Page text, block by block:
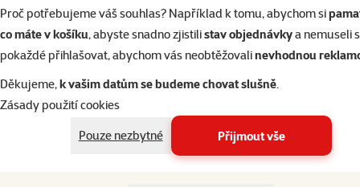
Proč potřebujeme váš souhlas? Například k tomu, abychom si
co máte v košíku, abyste snadno zjistilistav objednávkya nemuseli
pokaždé přihlašovat, abychom vás neobtěžovalinevhodnou
Děkujeme,k vašim datům se budeme chovat slušně.
Zásady použití cookies
Pouze nezbytné
Přijmout vše
Velký
6
Obří
5
Stáří psa